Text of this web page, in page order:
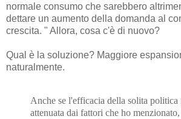
normale consumo che sarebbero
dettare un aumento della domanda al
crescita. " Allora, cosa c'è di nuovo?
Qual è la soluzione? Maggiore
naturalmente.
Anche se l'efficacia della solita politica
attenuata dai fattori che ho